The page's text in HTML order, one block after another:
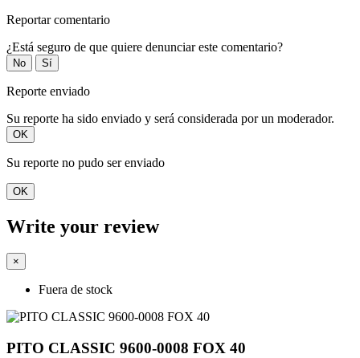
Reportar comentario
¿Está seguro de que quiere denunciar este comentario?
No Sí
Reporte enviado
Su reporte ha sido enviado y será considerada por un moderador.
OK
Su reporte no pudo ser enviado
OK
Write your review
×
Fuera de stock
PITO CLASSIC 9600-0008 FOX 40